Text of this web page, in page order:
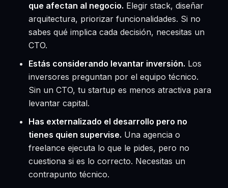
que afectan al negocio. Elegir stack, diseñar
arquitectura, priorizar funcionalidades. Si no
sabes qué implica cada decisión, necesitas un
CTO.
Estás considerando levantar inversión. Los
inversores preguntan por el equipo técnico.
Sin un CTO, tu startup es menos atractiva para
levantar capital.
Has externalizado el desarrollo pero no
tienes quien supervise. Una agencia o
freelance ejecuta lo que le pides, pero no
cuestiona si es lo correcto. Necesitas un
contrapunto técnico.